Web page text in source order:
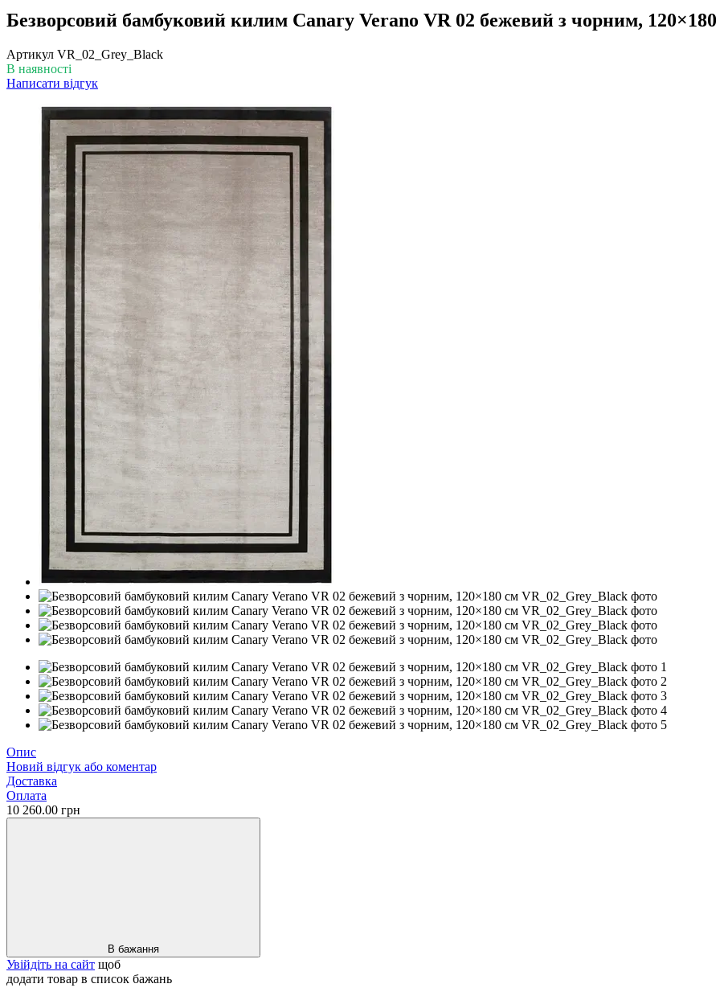
Безворсовий бамбуковий килим Canary Verano VR 02 бежевий з чорним,
Артикул VR_02_Grey_Black
В наявності
Написати відгук
Опис
Новий відгук або коментар
Доставка
Оплата
10 260.00 грн
В бажання
Увійдіть на сайт щоб
додати товар в список бажань